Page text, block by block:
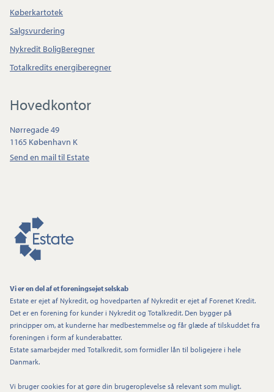
Køberkartotek
Salgsvurdering
Nykredit BoligBeregner
Totalkredits energiberegner
Hovedkontor
Nørregade 49
1165 København K
Send en mail til Estate
Vi er en del af et foreningsejet selskab
Estate er ejet af Nykredit, og hovedparten af Nykredit er ejet af Forenet Kredit.
Det er en forening for kunder i Nykredit og Totalkredit. Den bygger på
principper om, at kunderne har medbestemmelse og får glæde af tilskuddet fra
foreningen i form af kunderabatter.
Estate samarbejder med Totalkredit, som formidler lån til boligejere i hele
Danmark.
Vi bruger cookies for at gøre din brugeroplevelse så relevant som muligt.